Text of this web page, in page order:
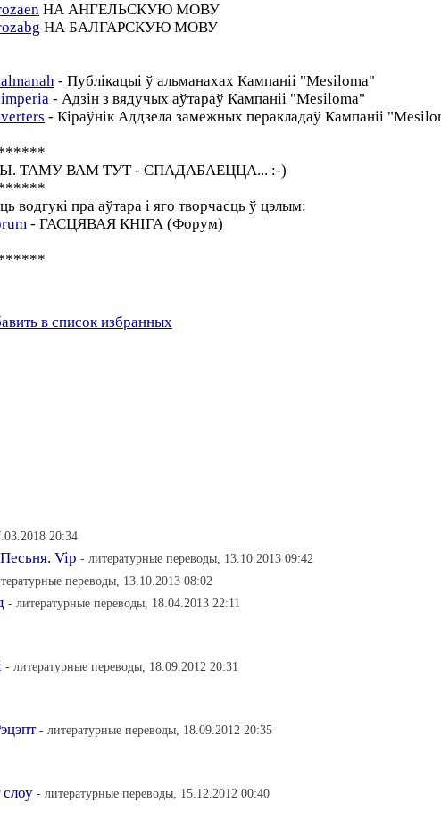
НА АНГЕЛЬСКУЮ МОВУ
НА БАЛГАРСКУЮ МОВУ
- Публікацыі ў альманахах Кампаніі "Mesiloma"
- Адзін з вядучых аўтараў Кампаніі "Mesiloma"
- Кіраўнік Аддзела замежных перакладаў Кампаніі
ТАМУ ВАМ ТУТ - СПАДАБАЕЦЦА... :-)
водгукі пра аўтара і яго творчасць ў цэлым:
- ГАСЦЯВАЯ КНІГА (Форум)
в список избранных
20:34
Vip - литературные переводы, 13.10.2013 09:42
переводы, 13.10.2013 08:02
- литературные переводы, 18.04.2013 22:11
- литературные переводы, 18.09.2012 20:31
- литературные переводы, 18.09.2012 20:35
- литературные переводы, 15.12.2012 00:40